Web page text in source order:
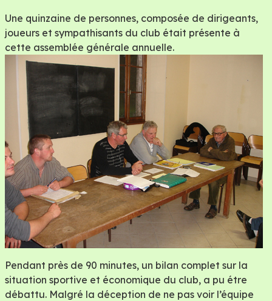
Une quinzaine de personnes, composée de dirigeants,
joueurs et sympathisants du club était présente à
cette assemblée générale annuelle.
Pendant près de 90 minutes, un bilan complet sur la
situation sportive et économique du club, a pu étre
débattu. Malgré la déception de ne pas voir l’équipe